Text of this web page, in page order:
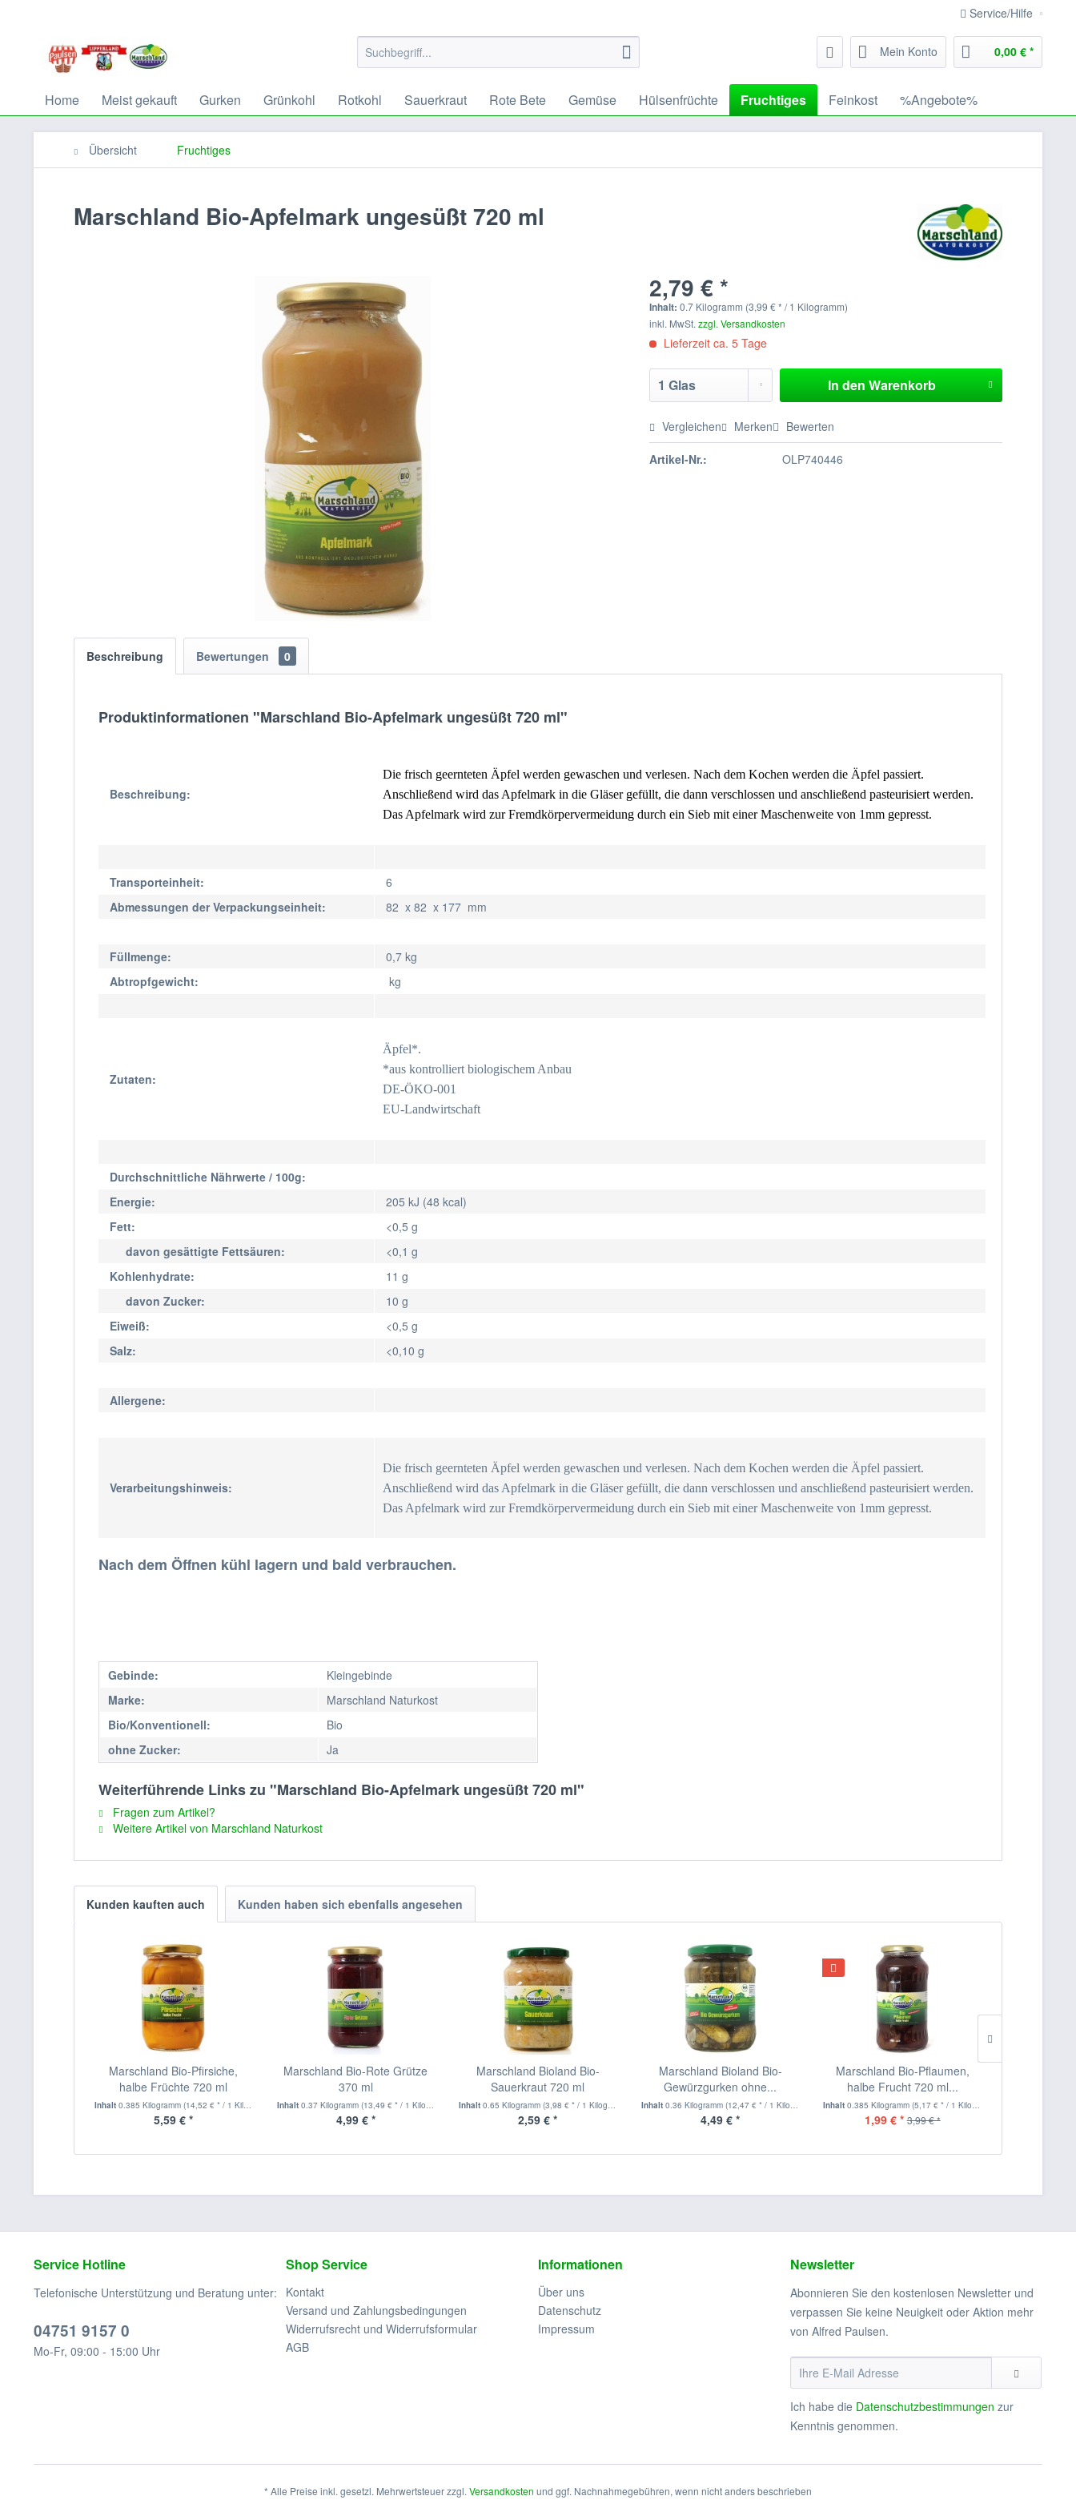
Service/Hilfe
Mein Konto 0,00 € *
Home Meist gekauft Gurken Grünkohl Rotkohl Sauerkraut Rote Bete Gemüse Hülsenfrüchte Fruchtiges Feinkost %Angebote%
Übersicht Fruchtiges
Marschland Bio-Apfelmark ungesüßt 720 ml
2,79 € *
Inhalt:0.7 Kilogramm (3,99 € * / 1 Kilogramm)
inkl. MwSt.zzgl. Versandkosten
Lieferzeit ca. 5 Tage
In den Warenkorb
Vergleichen Merken Bewerten
Artikel-Nr.: OLP740446
Beschreibung Bewertungen 0
Produktinformationen "Marschland Bio-Apfelmark ungesüßt 720 ml"
Beschreibung:
Die frisch geernteten Äpfel werden gewaschen und verlesen. Nach dem Kochen werden die Äpfel passiert.
Anschließend wird das Apfelmark in die Gläser gefüllt, die dann verschlossen und anschließend pasteurisiert werden.
Das Apfelmark wird zur Fremdkörpervermeidung durch ein Sieb mit einer Maschenweite von 1mm gepresst.
Transporteinheit:
6
Abmessungen der Verpackungseinheit:
82 x 82 x 177 mm
Füllmenge:
0,7 kg
Abtropfgewicht:
kg
Zutaten:
Äpfel*.
*aus kontrolliert biologischem Anbau
DE-ÖKO-001
EU-Landwirtschaft
Durchschnittliche Nährwerte / 100g:
Energie:
205 kJ (48 kcal)
Fett:
<0,5 g
davon gesättigte Fettsäuren:
<0,1 g
Kohlenhydrate:
11 g
davon Zucker:
10 g
Eiweiß:
<0,5 g
Salz:
<0,10 g
Allergene:
Verarbeitungshinweis:
Die frisch geernteten Äpfel werden gewaschen und verlesen. Nach dem Kochen werden die Äpfel passiert.
Anschließend wird das Apfelmark in die Gläser gefüllt, die dann verschlossen und anschließend pasteurisiert werden.
Das Apfelmark wird zur Fremdkörpervermeidung durch ein Sieb mit einer Maschenweite von 1mm gepresst.
Nach dem Öffnen kühl lagern und bald verbrauchen.
Gebinde:
Kleingebinde
Marke:
Marschland Naturkost
Bio/Konventionell:
Bio
ohne Zucker:
Ja
Weiterführende Links zu "Marschland Bio-Apfelmark ungesüßt 720 ml"
Fragen zum Artikel?
Weitere Artikel von Marschland Naturkost
Kunden kauften auch Kunden haben sich ebenfalls angesehen
Marschland Bio-Pfirsiche,
halbe Früchte 720 ml
Inhalt 0.385 Kilogramm (14,52 € * / 1 Kilogramm)
5,59 € *
Marschland Bio-Rote Grütze
370 ml
Inhalt 0.37 Kilogramm (13,49 € * / 1 Kilogramm)
4,99 € *
Marschland Bioland Bio-
Sauerkraut 720 ml
Inhalt0.65 Kilogramm(3,98 € * / 1 Kilogramm)
2,59 € *
Marschland Bioland Bio-
Gewürzgurken ohne...
Inhalt 0.36 Kilogramm (12,47 € * / 1 Kilogramm)
4,49 € *
Marschland Bio-Pflaumen,
halbe Frucht 720 ml...
Inhalt0.385 Kilogramm(5,17 € * / 1 Kilogramm)
1,99 € * 3,99 € *
Service Hotline
Telefonische Unterstützung und Beratung unter:
04751 9157 0
Mo-Fr, 09:00 - 15:00 Uhr
Shop Service
Kontakt
Versand und Zahlungsbedingungen
Widerrufsrecht und Widerrufsformular
AGB
Informationen
Über uns
Datenschutz
Impressum
Newsletter
Abonnieren Sie den kostenlosen Newsletter und
verpassen Sie keine Neuigkeit oder Aktion mehr
von Alfred Paulsen.
Ich habe die Datenschutzbestimmungen zur
Kenntnis genommen.
* Alle Preise inkl. gesetzl. Mehrwertsteuer zzgl. Versandkosten und ggf. Nachnahmegebühren, wenn nicht anders beschrieben